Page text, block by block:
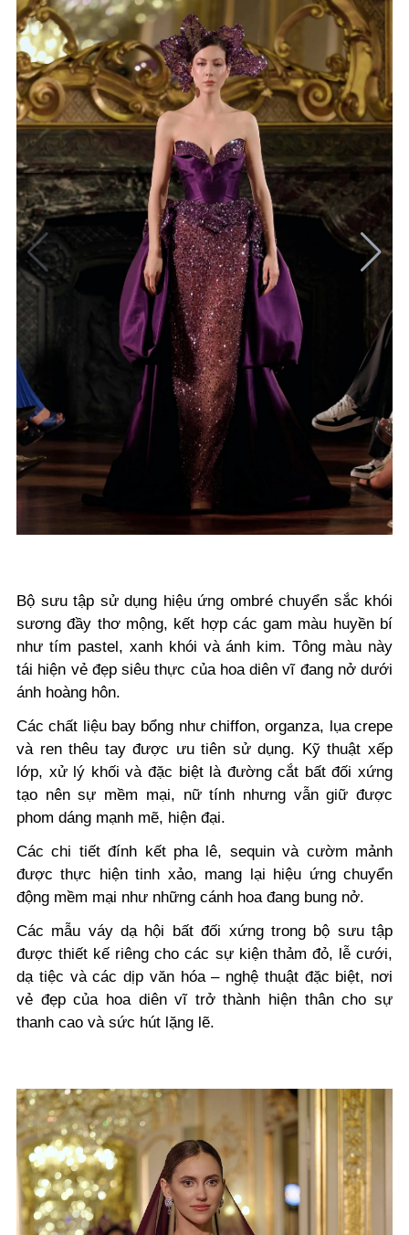
Bộ sưu tập sử dụng hiệu ứng ombré chuyển sắc khói
sương đầy thơ mộng, kết hợp các gam màu huyền bí
như tím pastel, xanh khói và ánh kim. Tông màu này
tái hiện vẻ đẹp siêu thực của hoa diên vĩ đang nở dưới
ánh hoàng hôn.
Các chất liệu bay bổng như chiffon, organza, lụa crepe
và ren thêu tay được ưu tiên sử dụng. Kỹ thuật xếp
lớp, xử lý khối và đặc biệt là đường cắt bất đối xứng
tạo nên sự mềm mại, nữ tính nhưng vẫn giữ được
phom dáng mạnh mẽ, hiện đại.
Các chi tiết đính kết pha lê, sequin và cườm mảnh
được thực hiện tinh xảo, mang lại hiệu ứng chuyển
động mềm mại như những cánh hoa đang bung nở.
Các mẫu váy dạ hội bất đối xứng trong bộ sưu tập
được thiết kế riêng cho các sự kiện thảm đỏ, lễ cưới,
dạ tiệc và các dịp văn hóa – nghệ thuật đặc biệt, nơi
vẻ đẹp của hoa diên vĩ trở thành hiện thân cho sự
thanh cao và sức hút lặng lẽ.